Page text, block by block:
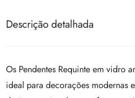
Descrição detalhada
Os Pendentes Requinte em vidro
ideal para decorações modernas